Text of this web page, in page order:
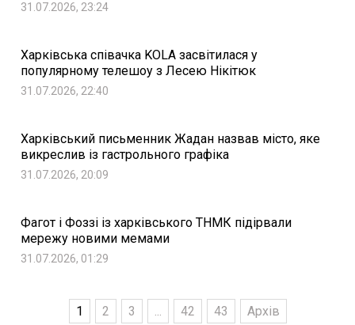
31.07.2026, 23:24
Харківська співачка KOLA засвітилася у
популярному телешоу з Лесею Нікітюк
31.07.2026, 22:40
Харківський письменник Жадан назвав місто, яке
викреслив із гастрольного графіка
31.07.2026, 20:09
Фагот і Фоззі із харківського ТНМК підірвали
мережу новими мемами
31.07.2026, 01:29
1 2 3 ... 42 43 Архів